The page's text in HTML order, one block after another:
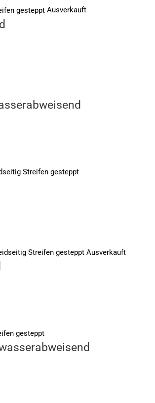
Ausverkauft
Ausverkauft